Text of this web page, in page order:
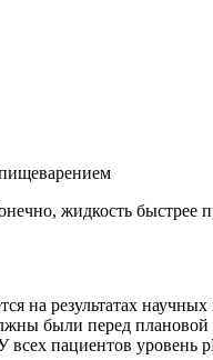
жидкость
на результатах
были перед
У всех пациентов